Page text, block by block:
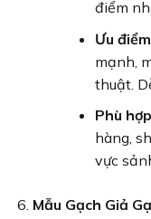
điểm
Ưu
mạnh,
thuật.
Phù
hàng,
vực
Mẫu Gạch Giả